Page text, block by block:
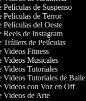
Películas de Suspenso
Películas de Terror
Películas del Oeste
Reels de Instagram
Tráilers de Películas
Videos Fitness
Videos Musicales
Videos Tutoriales
Videos Tutoriales de Baile
Videos con Voz en Off
Videos de Arte